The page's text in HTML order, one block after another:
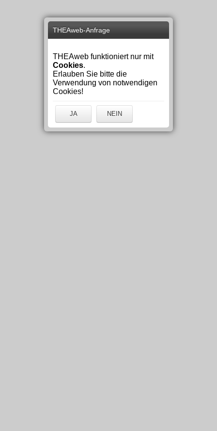
THEAweb-Anfrage
THEAweb funktioniert nur mit
Cookies.
Erlauben Sie bitte die
Verwendung von notwendigen
Cookies!
JA NEIN